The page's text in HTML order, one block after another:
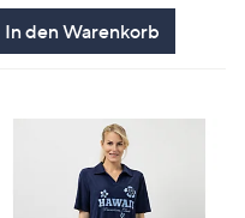
In den Warenkorb